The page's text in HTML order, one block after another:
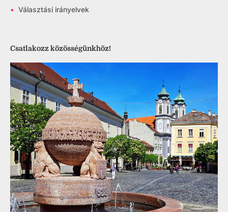
• Választási irányelvek
Csatlakozz közösségünkhöz!